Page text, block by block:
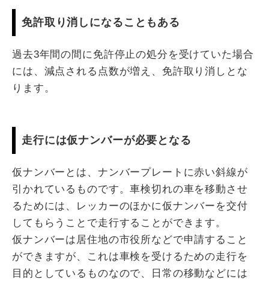
免許取り消しになることもある
過去3年間の間に免許停止の処分を受けていた場合
には、減点される点数が増え、免許取り消しとな
ります。
走行には仮ナンバーが必要となる
仮ナンバーとは、ナンバープレートに赤い斜線が
引かれているものです。車検切れの車を移動させ
るためには、レッカーのほかに仮ナンバーを交付
してもらうことで走行することができます。
仮ナンバーは居住地の市役所などで申請すること
ができますが、これは車検を受けるための走行を
目的としているものなので、日常の移動などには